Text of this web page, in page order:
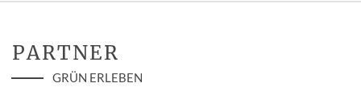
PARTNER
GRÜN ERLEBEN